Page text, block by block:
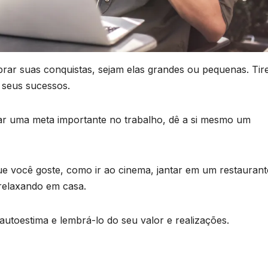
suas conquistas, sejam elas grandes ou pequenas.
sucessos.
uma meta importante no trabalho, dê a si mesmo um
você goste, como ir ao cinema, jantar em um
em casa.
e lembrá-lo do seu valor e realizações.